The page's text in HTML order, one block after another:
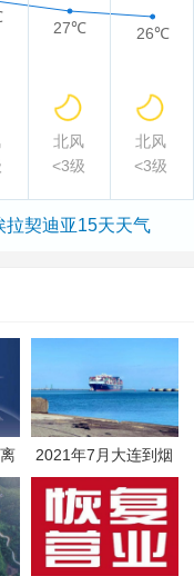
27℃ 26℃
北风
北风
<3级 <3级
拉契迪亚15天天气
2021年7月大连到烟
台航线因台风停航